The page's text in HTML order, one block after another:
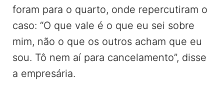
foram para o quarto, onde repercutiram o
caso: “O que vale é o que eu sei sobre
mim, não o que os outros acham que eu
sou. Tô nem aí para cancelamento”, disse
a empresária.